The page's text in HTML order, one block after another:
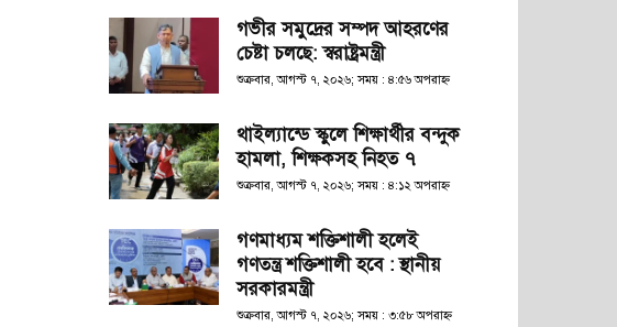
গভীর সমুদ্রের সম্পদ আহরণের
চেষ্টা চলছে: স্বরাষ্ট্রমন্ত্রী
শুক্রবার, আগস্ট ৭, ২০২৬; সময় : ৪:৫৬ অপরাহ্ণ
থাইল্যান্ডে স্কুলে শিক্ষার্থীর বন্দুক
হামলা, শিক্ষকসহ নিহত ৭
শুক্রবার, আগস্ট ৭, ২০২৬; সময় : ৪:১২ অপরাহ্ণ
গণমাধ্যম শক্তিশালী হলেই
গণতন্ত্র শক্তিশালী হবে : স্থানীয়
সরকারমন্ত্রী
শুক্রবার, আগস্ট ৭, ২০২৬; সময় : ৩:৫৮ অপরাহ্ণ